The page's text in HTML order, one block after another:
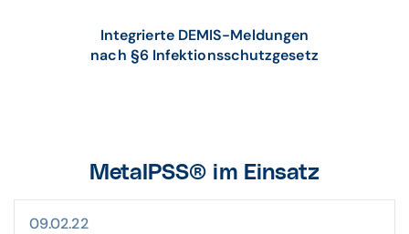
Integrierte DEMIS-Meldungen
nach §6 Infektionsschutzgesetz
MetaIPSS® im Einsatz
09.02.22